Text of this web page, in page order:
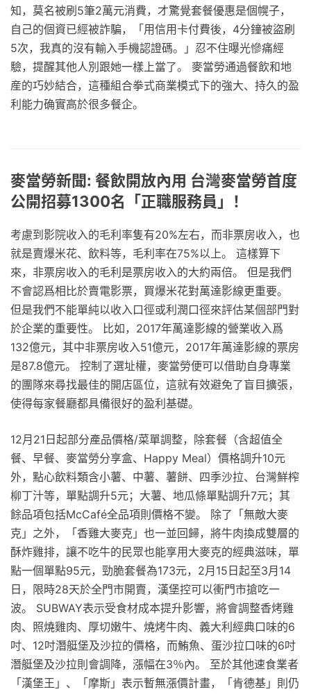
知，莫名被刷5筆2萬元消費，才驚覺套餐優惠是個幌子，
自己的個資已經被詐騙，「用信用卡付費後，4分鐘被盜刷
5次，我真的沒有輸入手機認證碼。」忍不住曝光慘痛經
驗，提醒其他人別跟她一樣上當了。 麥當勞通過餐飲和地
産的巧妙結合，這種組合拳式商業模式下的強大、持久的盈
利能力确實高於很多餐企。
麥當勞新聞: 餐飲開放內用 台灣麥當勞首度
公開招募1300名「正職服務員」！
考慮到影院收入的毛利率隻有20%左右，而非票房收入，也
就是賣爆米花、飲料等，毛利率在75%以上。 這樣算下
來，非票房收入的毛利是票房收入的大約兩倍。 但是我們
不會認爲相比於賣電影票，買爆米花對萬達影線更重要。
但是我們不能單純以收入口徑或利潤口徑來評估某個部門對
於企業的重要性。 比如，2017年萬達影線的營業收入爲
132億元，其中非票房收入51億元，2017年萬達影線的票房
是87.8億元。 控制了選址權，麥當勞便可以借助自身專業
的團隊來尋找最佳的開店區位，這就有效避免了盲目擴張，
使得每家餐廳都具備很好的盈利基礎。
12月21日起部分產品價格/菜單調整，除套餐（含超值全
餐、早餐、麥當勞分享盒、Happy Meal）價格調升10元
外，點心飲料類含小薯、中薯、薯餅、四季沙拉、台灣鮮榨
柳丁汁等，單點調升5元；大薯、地瓜條單點調升7元；其
餘品項包括McCafé全品項則價格不變。 除了「無敵大麥
克」之外，「香雞大麥克」也一並回歸，將牛肉換成雙層的
酥炸雞排，讓不吃牛的民眾也能享用大麥克的經典滋味，單
點一個單點95元，勁脆套餐為173元，2月15日起至3月14
日，限時28天於全門市開賣，漢堡控可以衝門市搶吃一
波。 SUBWAY表示受食材成本提升影響，將會調整香烤雞
肉、照燒雞肉、厚切嫩牛、燒烤牛肉、義大利經典口味的6
吋、12吋潛艇堡及沙拉的價格，而鮪魚、蛋沙拉口味的6吋
潛艇堡及沙拉則會調降，漲幅在3％內。 至於其他速食業者
「漢堡王」、「摩斯」表示暫無漲價計畫，「肯德基」則仍